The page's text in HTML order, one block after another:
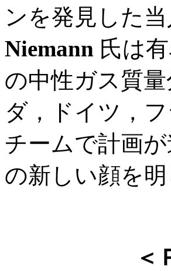
ンを発見した
Niemann 氏は
の中性ガス質
ダ，ドイツ，
チームで計画
の新しい顔を
＜